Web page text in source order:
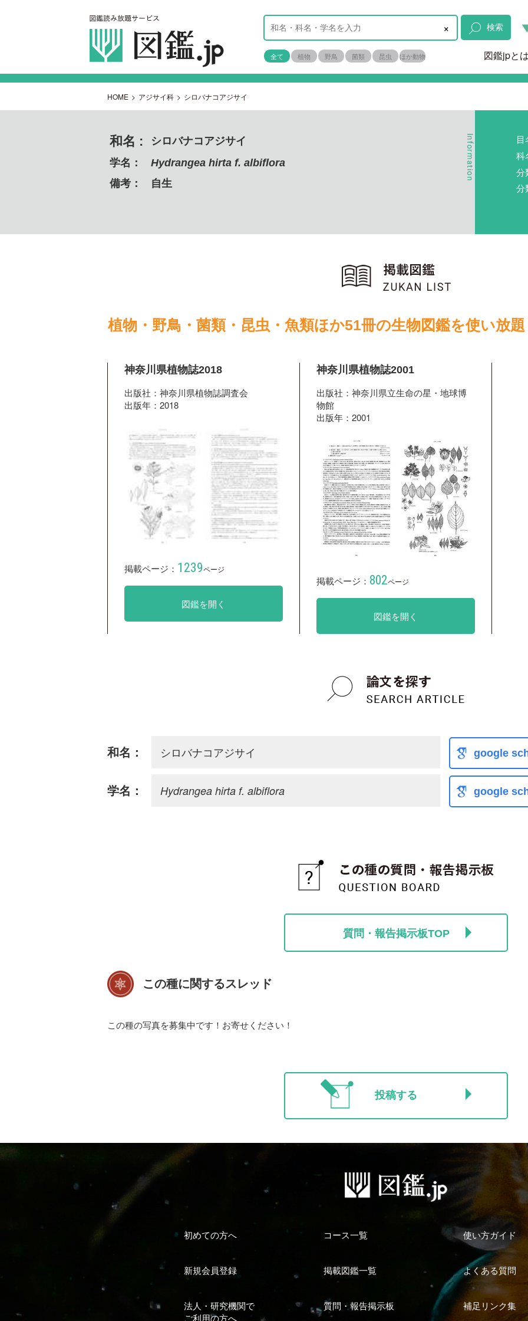
× 検索
全て 植物 野鳥 菌類 昆虫 ほか動物 図鑑jpと
HOME > アジサイ科 > シロバナコアジサイ
和名 :
シロバナコアジサイ
学名：
Hydrangea hirta f. albiflora
備考：
自生
目
科
分
分
植物・野鳥・菌類・昆虫・魚類ほか51冊の生物図鑑を使い放題
神奈川県植物誌2018
出版社：神奈川県植物誌調査会
出版年：2018
掲載ページ： 1239ページ
図鑑を開く
神奈川県植物誌2001
出版社：神奈川県立生命の星・地球博
物館
出版年：2001
掲載ページ： 802ページ
図鑑を開く
和名： シロバナコアジサイ google
学名： Hydrangea hirta f. albiflora google
質問・報告掲示板TOP
この種に関するスレッド
この種の写真を募集中です！お寄せください！
投稿する
初めての方へ コース一覧 使い方ガイド
新規会員登録 掲載図鑑一覧 よくある質問
法人・研究機関で
ご利用の方へ
質問・報告掲示板 補足リンク集